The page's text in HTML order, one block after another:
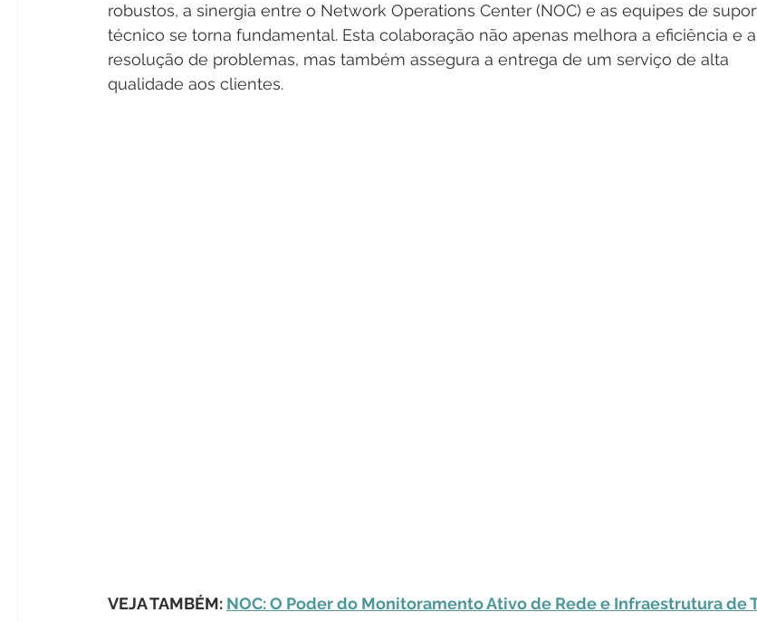
robustos, a sinergia entre o Network Operations Center (NOC) e as equipes de
técnico se torna fundamental. Esta colaboração não apenas melhora a eficiência e a
resolução de problemas, mas também assegura a entrega de um serviço de alta
qualidade aos clientes.
VEJA TAMBÉM: NOC: O Poder do Monitoramento Ativo de Rede e Infraestrutura de